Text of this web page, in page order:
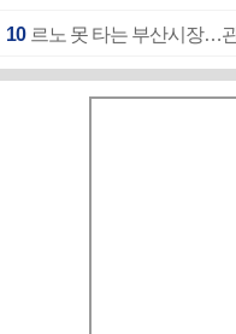
10 르노 못 타는 부산시장…